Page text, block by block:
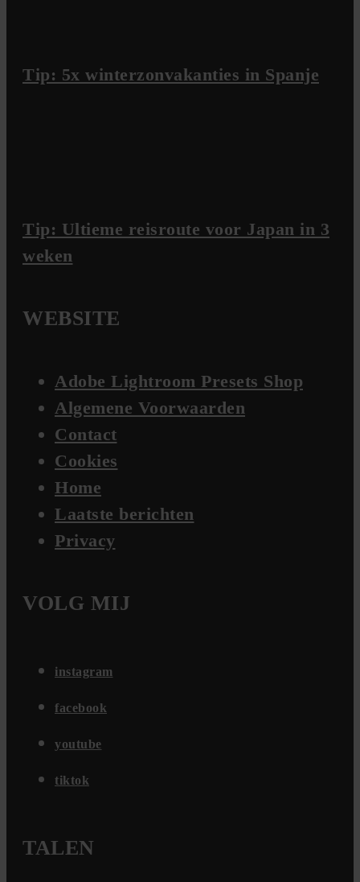
Tip: 5x winterzonvakanties in Spanje
Tip: Ultieme reisroute voor Japan in 3
weken
WEBSITE
Adobe Lightroom Presets Shop
Algemene Voorwaarden
Contact
Cookies
Home
Laatste berichten
Privacy
VOLG MIJ
instagram
facebook
youtube
tiktok
TALEN